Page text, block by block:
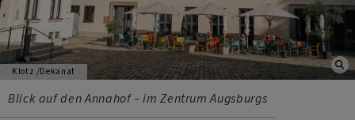
Klotz /Dekanat
Blick auf den Annahof – im Zentrum Augsburgs